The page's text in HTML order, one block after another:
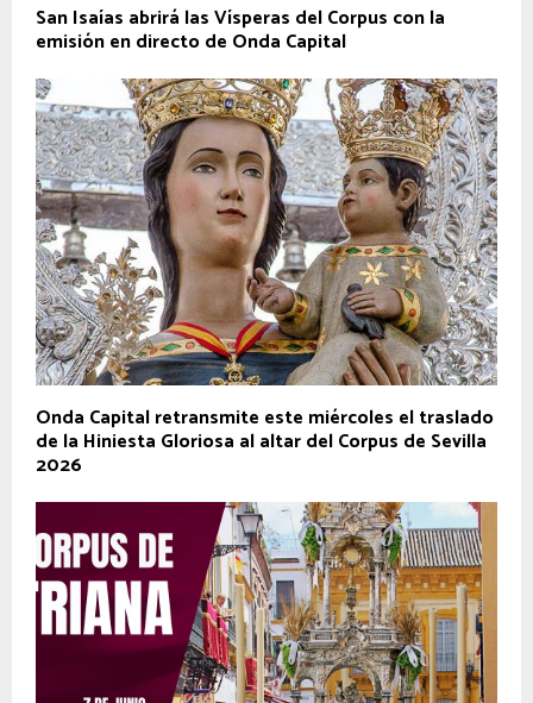
San Isaías abrirá las Vísperas del Corpus con la
emisión en directo de Onda Capital
Onda Capital retransmite este miércoles el traslado
de la Hiniesta Gloriosa al altar del Corpus de Sevilla
2026